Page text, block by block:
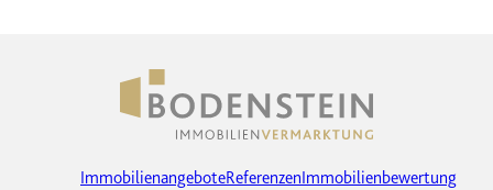
ImmobilienangeboteReferenzen Immobilienbewertung